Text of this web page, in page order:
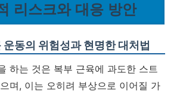
리스크와 대응 방안
운동의 위험성과 현명한 대처법
하는 것은 복부 근육에 과도한 스트
며, 이는 오히려 부상으로 이어질 가